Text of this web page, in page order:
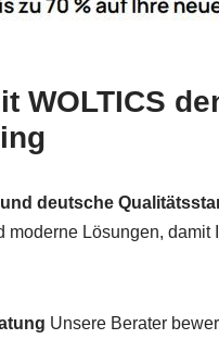
WOLTICS
deutsche
moderne Lösungen, damit
Unsere Berater